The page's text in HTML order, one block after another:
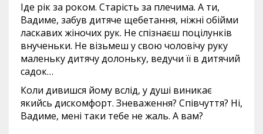
Іде рік за роком. Старість за плечима. А ти,
Вадиме, забув дитяче щебетання, ніжні обійми
ласкавих жіночих рук. Не спізнаєш поцілунків
внученьки. Не візьмеш у свою чоловічу руку
маленьку дитячу долоньку, ведучи її в дитячий
садок…
Коли дивишся йому вслід, у душі виникає
якийсь дискомфорт. Зневаження? Співчуття? Ні,
Вадиме, мені таки тебе не жаль. А вам?